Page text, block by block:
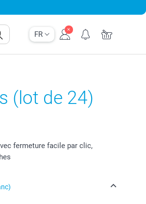
FR
(lot de 24)
fermeture facile par clic,